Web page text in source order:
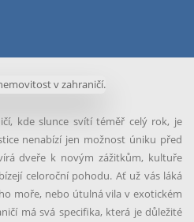
kde slunce svítí téměř celý rok, je
nenabízí jen možnost úniku před
dveře k novým zážitkům, kultuře
celoroční pohodu. Ať už vás láká
moře, nebo útulná vila v exotickém
má svá specifika, která je důležité